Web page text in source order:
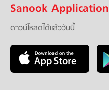
Sanook Application
ดาวน์โหลดได้แล้ววันนี้